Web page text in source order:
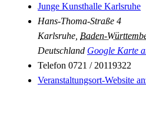
Junge Kunsthalle Karlsruhe
Hans-Thoma-Straße 4
Karlsruhe Baden-
Deutschland Google Karte
Telefon 0721 / 20119322
Veranstaltungsort-Website